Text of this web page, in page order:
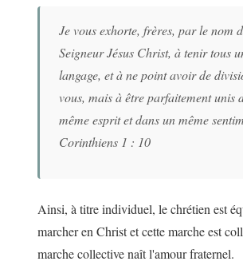
Je vous exhorte, frères, par le nom
Seigneur Jésus Christ, à tenir tous
langage, et à ne point avoir de
vous, mais à être parfaitement unis
même esprit et dans un même
Corinthiens 1 : 10
Ainsi, à titre individuel, le chrétien est
marcher en Christ et cette marche est
marche collective naît l'amour fraternel.